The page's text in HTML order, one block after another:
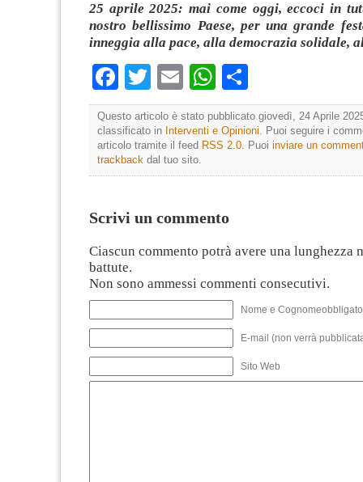
25 aprile 2025: mai come oggi, eccoci in
nostro bellissimo Paese, per una grande
inneggia alla pace, alla democrazia solidale,
Facebook
TwitterEmailWhatsApp
Questo articolo è stato pubblicato giovedì, 24 Aprile
classificato in Interventi e Opinioni. Puoi seguire i
articolo tramite il feed RSS 2.0. Puoi inviare un
trackback dal tuo sito.
Scrivi un commento
Ciascun commento potrà avere una lunghezza
battute.
Non sono ammessi commenti consecutivi.
Nome e
E-mail (non verrà
Sito Web